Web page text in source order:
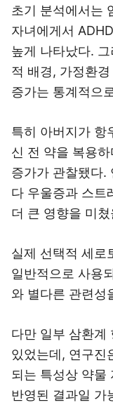
초기 분석에서는
자녀에게서
높게 나타났다.
적 배경, 가정환
증가는 통계적으
특히 아버지가 항
신 전 약을 복용
증가가 관찰됐다.
다 우울증과 스트
더 큰 영향을 미
실제 선택적 세로
일반적으로 사용
와 별다른 관련성
다만 일부 삼환계
있었는데, 연구진
되는 특성상 약물
반영된 결과일 가